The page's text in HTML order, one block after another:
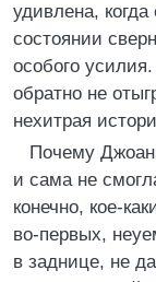
удивлена,
состоянии
особого
обратно не
нехитрая
Почему
и сама не
конечно, кое-
во-первых,
в заднице, не